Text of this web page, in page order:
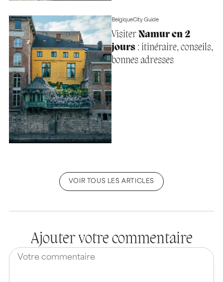
BelgiqueCity Guide
Visiter Namur en 2
jours: itinéraire, conseils,
bonnes adresses
VOIR TOUS LES ARTICLES
Ajouter votre commentaire